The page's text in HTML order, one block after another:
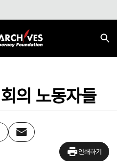
의 노동자들
인쇄하기